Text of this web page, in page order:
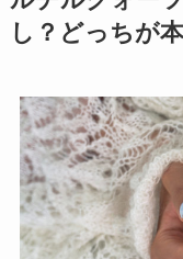
し？どっちが